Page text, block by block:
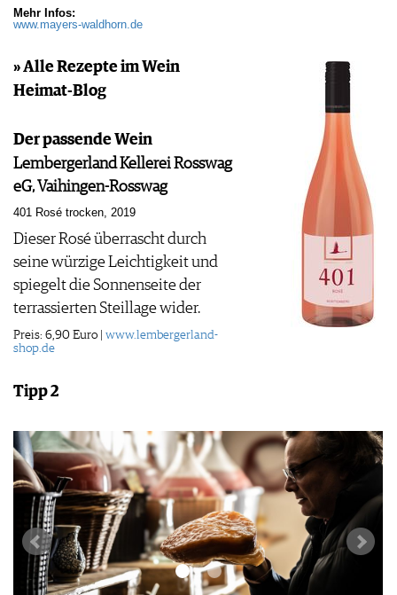
Mehr Infos:
www.mayers-waldhorn.de
» Alle Rezepte im Wein
Heimat-Blog
Der passende Wein
Lembergerland Kellerei Rosswag
eG, Vaihingen-Rosswag
401 Rosé trocken, 2019
Dieser Rosé überrascht durch
seine würzige Leichtigkeit und
spiegelt die Sonnenseite der
terrassierten Steillage wider.
Preis: 6,90 Euro | www.lembergerland-
shop.de
Tipp 2